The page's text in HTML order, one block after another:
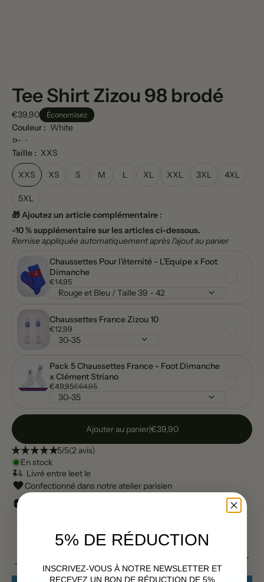
Tee Shirt Zizou 98 brodé
€39,90 Économisez
Couleur : White
Taille : XXS
XXS XS S M L XL XXL 3XL 4XL
5XL
🎁 Ajoutez un article complémentaire :
-10 % supplémentaire sur les articles ci-dessous.
Remise appliquée automatiquement après l'ajout au panier
Chaussettes Pour l'éternité - L'Equipe x Foot
Dimanche
€14,95
Chaussettes France Zizou 10
€12,99
Pack 5 Chaussettes France - Foot Dimanche
x Clément Striano
€49,95€64,95
Ajouter au panier|€39,90
5/5(2 avis)
En stock
Livré entre leet le
Confectionné dans notre atelier parisien
Coupe normale et unisexe. Prendre une taille en dessous
La taille ne convient pas ? Vous avez 30 jours pour demander
un échange
5% DE RÉDUCTION
INSCRIVEZ-VOUS À NOTRE NEWSLETTER ET
RECEVEZ UN BON DE RÉDUCTION DE 5%